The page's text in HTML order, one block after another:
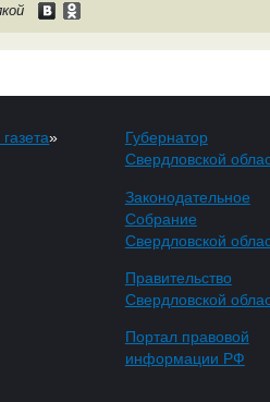
»
Губернатор
Свердловской
Законодательное
Собрание
Свердловской
Правительство
Свердловской
Портал правовой
информации РФ